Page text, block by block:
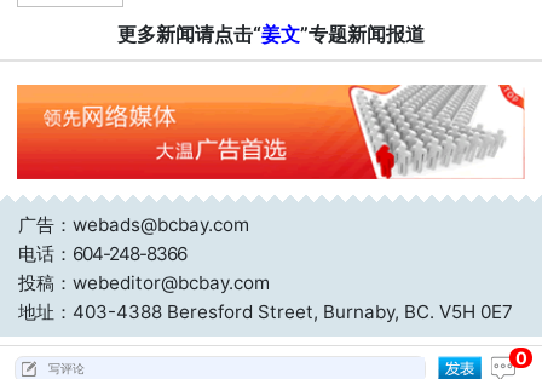
更多新闻请点击“姜文”专题新闻报道
0
广告：webads@bcbay.com
电话： 604-248-8366
投稿：webeditor@bcbay.com
地址：403-4388 Beresford Street, Burnaby, BC. V5H 0E7